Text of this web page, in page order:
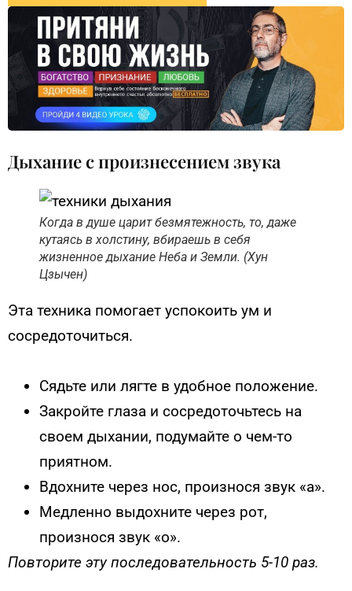
Дыхание с произнесением звука
Когда в душе царит безмятежность, то, даже
кутаясь в холстину, вбираешь в себя
жизненное дыхание Неба и Земли. (Хун
Цзычен)
Эта техника помогает успокоить ум и
сосредоточиться.
Сядьте или лягте в удобное положение.
Закройте глаза и сосредоточьтесь на
своем дыхании, подумайте о чем-то
приятном.
Вдохните через нос, произнося звук «а».
Медленно выдохните через рот,
произнося звук «о».
Повторите эту последовательность 5-10 раз.